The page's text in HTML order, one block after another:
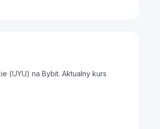
(UYU) na Bybit. Aktualny kurs